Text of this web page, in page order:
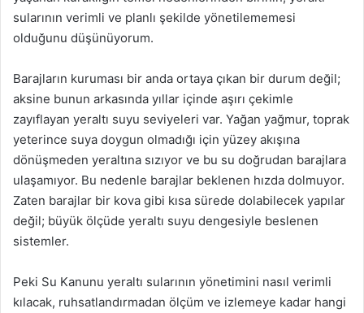
sularının verimli ve planlı şekilde yönetilememesi
olduğunu düşünüyorum.
Barajların kuruması bir anda ortaya çıkan bir durum değil;
aksine bunun arkasında yıllar içinde aşırı çekimle
zayıflayan yeraltı suyu seviyeleri var. Yağan yağmur, toprak
yeterince suya doygun olmadığı için yüzey akışına
dönüşmeden yeraltına sızıyor ve bu su doğrudan barajlara
ulaşamıyor. Bu nedenle barajlar beklenen hızda dolmuyor.
Zaten barajlar bir kova gibi kısa sürede dolabilecek yapılar
değil; büyük ölçüde yeraltı suyu dengesiyle beslenen
sistemler.
Peki Su Kanunu yeraltı sularının yönetimini nasıl verimli
kılacak, ruhsatlandırmadan ölçüm ve izlemeye kadar hangi